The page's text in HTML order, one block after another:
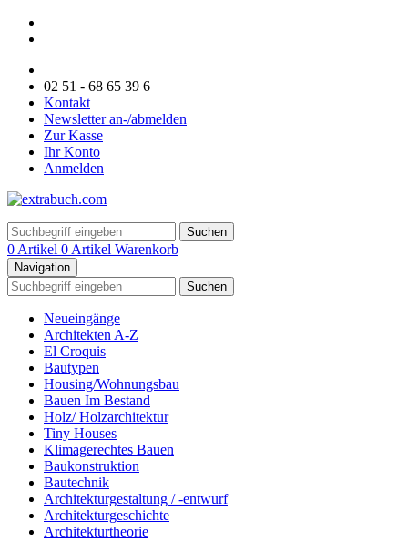
02 51 - 68 65 39 6
Kontakt
Newsletter an-/abmelden
Zur Kasse
Ihr Konto
Anmelden
Suchen
0 Artikel 0 Artikel Warenkorb
Navigation
Suchen
Neueingänge
Architekten A-Z
El Croquis
Bautypen
Housing/Wohnungsbau
Bauen Im Bestand
Holz/ Holzarchitektur
Tiny Houses
Klimagerechtes Bauen
Baukonstruktion
Bautechnik
Architekturgestaltung / -entwurf
Architekturgeschichte
Architekturtheorie